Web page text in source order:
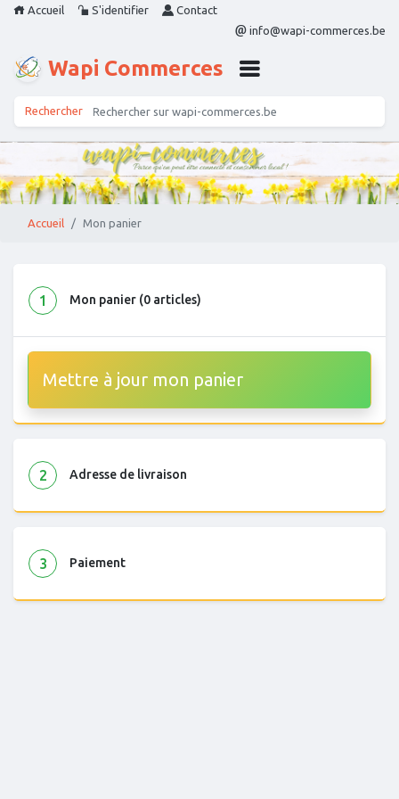
Accueil S'identifier
Contact
info@wapi-commerces.be
Wapi Commerces
Accueil Mon panier
1 Mon panier (0 articles)
2 Adresse de livraison
3 Paiement